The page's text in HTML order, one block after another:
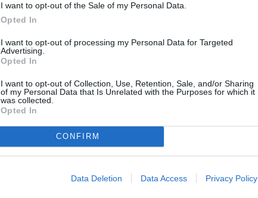
I want to opt-out of the Sale of my Personal Data.
Opted In
I want to opt-out of processing my Personal Data for Targeted
Advertising.
Opted In
I want to opt-out of Collection, Use, Retention, Sale, and/or Sharing
of my Personal Data that Is Unrelated with the Purposes for which it
was collected.
Opted In
CONFIRM
Data Deletion Data Access Privacy Policy